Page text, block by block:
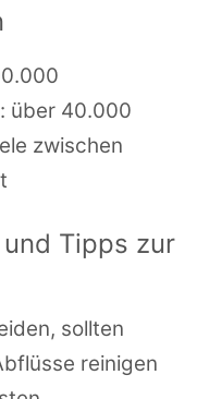
über 40.000
zwischen
Tipps zur
sollten
reinigen